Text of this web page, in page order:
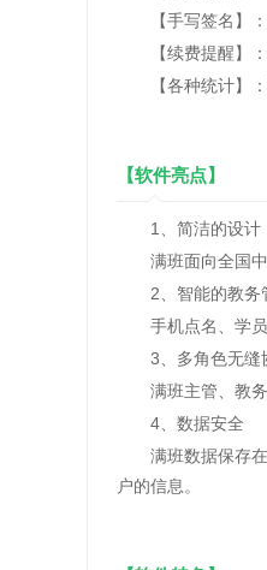
【手写签名】：
【续费提醒】：
【各种统计】：
【软件亮点】
1、简洁的设计
满班面向全国中
2、智能的教务
手机点名、学员
3、多角色无缝
满班主管、教务
4、数据安全
满班数据保存在
户的信息。